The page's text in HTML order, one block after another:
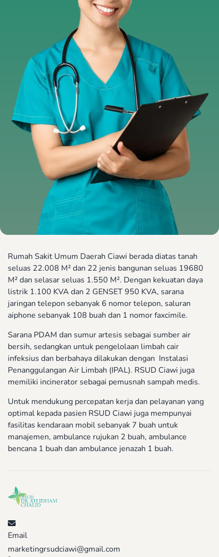
Rumah Sakit Umum Daerah Ciawi berada diatas tanah
seluas 22.008 M² dan 22 jenis bangunan seluas 19680
M² dan selasar seluas 1.550 M². Dengan kekuatan daya
listrik 1.100 KVA dan 2 GENSET 950 KVA, sarana
jaringan telepon sebanyak 6 nomor telepon, saluran
aiphone sebanyak 108 buah dan 1 nomor faxcimile.
Sarana PDAM dan sumur artesis sebagai sumber air
bersih, sedangkan untuk pengelolaan limbah cair
infeksius dan berbahaya dilakukan dengan Instalasi
Penanggulangan Air Limbah (IPAL). RSUD Ciawi juga
memiliki incinerator sebagai pemusnah sampah medis.
Untuk mendukung percepatan kerja dan pelayanan yang
optimal kepada pasien RSUD Ciawi juga mempunyai
fasilitas kendaraan mobil sebanyak 7 buah untuk
manajemen, ambulance rujukan 2 buah, ambulance
bencana 1 buah dan ambulance jenazah 1 buah.
Email
marketingrsudciawi@gmail.com